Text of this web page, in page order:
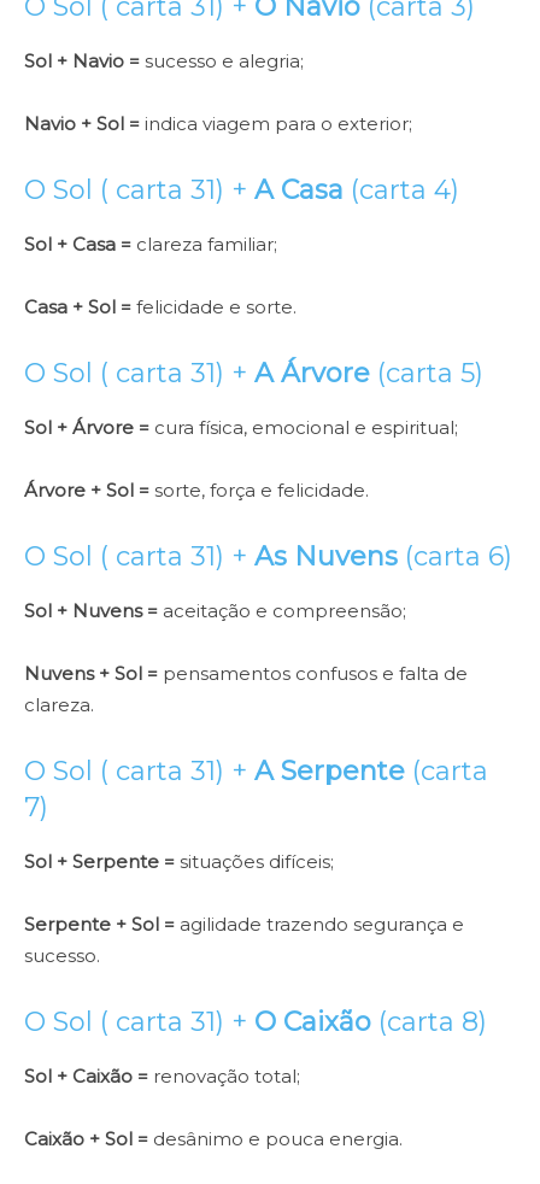
O Sol ( carta 31) + O Navio (carta 3)
Sol + Navio = sucesso e alegria;
Navio + Sol = indica viagem para o exterior;
O Sol ( carta 31) + A Casa (carta 4)
Sol + Casa = clareza familiar;
Casa + Sol = felicidade e sorte.
O Sol ( carta 31) + A Árvore (carta 5)
Sol + Árvore = cura física, emocional e espiritual;
Árvore + Sol = sorte, força e felicidade.
O Sol ( carta 31) + As Nuvens (carta 6)
Sol + Nuvens = aceitação e compreensão;
Nuvens + Sol = pensamentos confusos e falta de
clareza.
O Sol ( carta 31) + A Serpente (carta
7)
Sol + Serpente = situações difíceis;
Serpente + Sol = agilidade trazendo segurança e
sucesso.
O Sol ( carta 31) + O Caixão (carta 8)
Sol + Caixão = renovação total;
Caixão + Sol = desânimo e pouca energia.